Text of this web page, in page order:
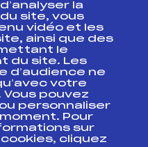
fédéral
Suivi
la
site, vous
vidéo et les
ainsi que des
le
du site. Les
d’audience ne
votre
pouvez
personnaliser
Pour
sur
cliquez